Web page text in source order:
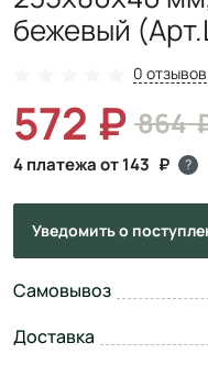
бежевый
0 отзывов
864
572
4 платежа от 143 ?
Уведомитьо
Самовывоз
Доставка